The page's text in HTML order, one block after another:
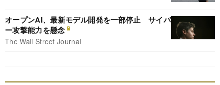
オープンAI、最新モデル開発を一部停止 サイバ
ー攻撃能力を懸念
The Wall Street Journal